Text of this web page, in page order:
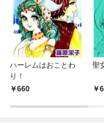
ハーレムはおことわ
り！
660
聖